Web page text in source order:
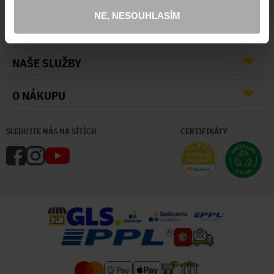
NE, NESOUHLASÍM
SLEDUJTE NÁS NA SÍTÍCH CERTIFIKÁTY
O NÁS
NAŠE SLUŽBY
O NÁKUPU